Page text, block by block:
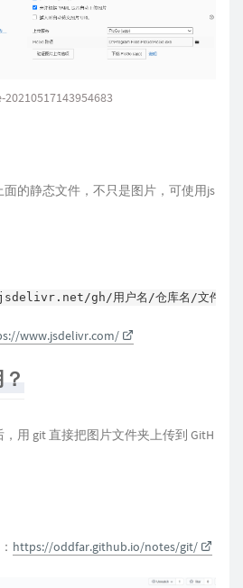
20210517143954683
的静态文件，不只是图片，可使用js
gh/用户名/仓库名/文件路
www.jsdelivr.com/
用 git 直接把图片文件夹上传到 GitH
https://oddfar.github.io/notes/git/